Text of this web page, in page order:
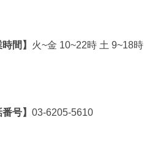
時間】 火~金 10~22時 土 9~18時
番号】03-6205-5610